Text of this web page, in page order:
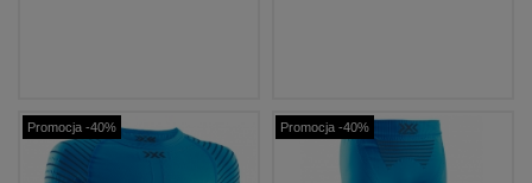
Promocja -40% Promocja -40%